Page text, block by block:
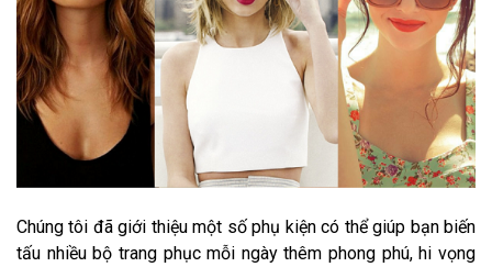
Chúng tôi đã giới thiệu một số phụ kiện có thể giúp bạn biến
tấu nhiều bộ trang phục mỗi ngày thêm phong phú, hi vọng